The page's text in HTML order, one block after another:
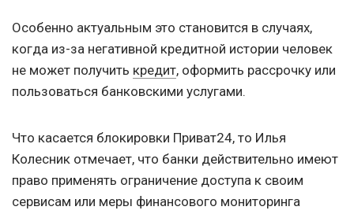
Особенно актуальным это становится в случаях,
когда из-за негативной кредитной истории человек
не может получить кредит, оформить рассрочку или
пользоваться банковскими услугами.
Что касается блокировки Приват24, то Илья
Колесник отмечает, что банки действительно имеют
право применять ограничение доступа к своим
сервисам или меры финансового мониторинга